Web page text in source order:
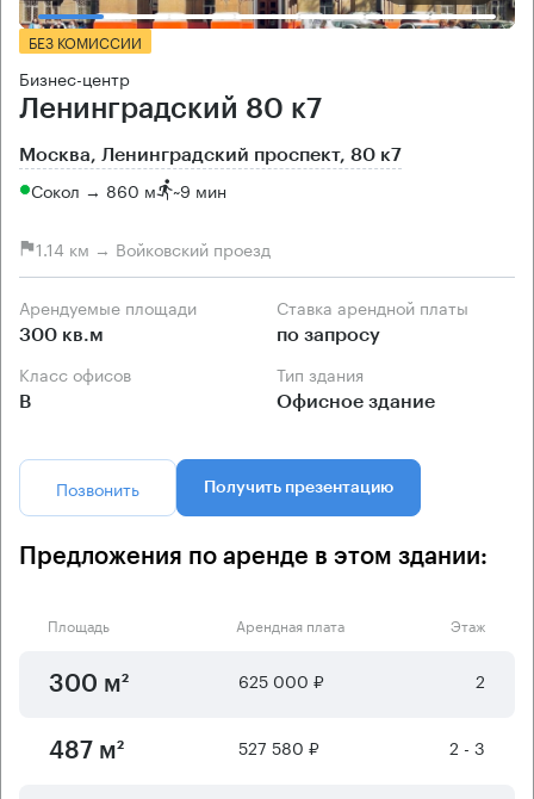
БЕЗ КОМИССИИ
Бизнес-центр
Ленинградский 80 к7
Москва, Ленинградский проспект, 80 к7
Сокол → 860 м ~9 мин
1.14 км → Войковский проезд
Арендуемые площади
300 кв.м
Ставка арендной платы
по запросу
Класс офисов
B
Тип здания
Офисное здание
Позвонить Получить презентацию
Предложения по аренде в этом здании:
Площадь Арендная плата Этаж
300 м² 625 000 ₽ 2
487 м² 527 580 ₽ 2 - 3